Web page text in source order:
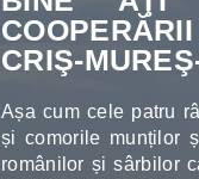
CRIŞ-
Așa cum cele patru
și comorile munților
românilor și sârbilor